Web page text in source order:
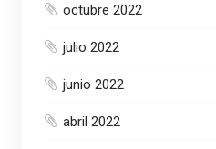
octubre 2022
julio 2022
junio 2022
abril 2022